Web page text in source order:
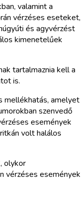
valamint a
vérzéses eseteket,
és agyvérzést
kimenetelűek
tartalmaznia kell a
is.
mellékhatás, amelyet
szenvedő
események
volt halálos
olykor
vérzéses események